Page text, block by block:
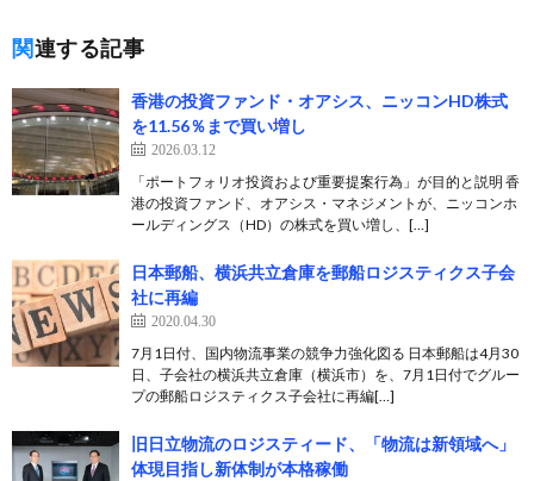
関連する記事
香港の投資ファンド・オアシス、ニッコンHD株式
を11.56％まで買い増し
2026.03.12
「ポートフォリオ投資および重要提案行為」が目的と説明 香
港の投資ファンド、オアシス・マネジメントが、ニッコンホ
ールディングス（HD）の株式を買い増し、[…]
日本郵船、横浜共立倉庫を郵船ロジスティクス子会
社に再編
2020.04.30
7月1日付、国内物流事業の競争力強化図る 日本郵船は4月30
日、子会社の横浜共立倉庫（横浜市）を、7月1日付でグルー
プの郵船ロジスティクス子会社に再編[…]
旧日立物流のロジスティード、「物流は新領域へ」
体現目指し新体制が本格稼働